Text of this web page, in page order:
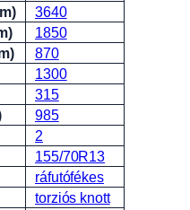
3640
1850
870
1300
315
985
2
155/70R13
ráfutófékes
torziós knott